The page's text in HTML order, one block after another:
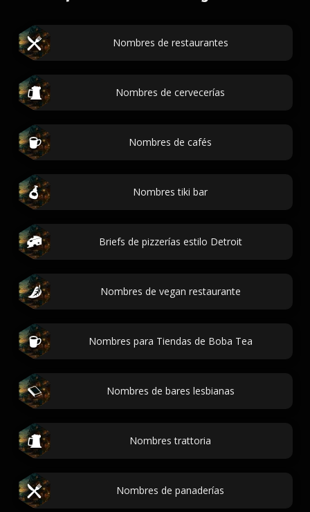
Nombres de restaurantes
Nombres de cervecerías
Nombres de cafés
Nombres tiki bar
Briefs de pizzerías estilo Detroit
Nombres de vegan restaurante
Nombres para Tiendas de Boba Tea
Nombres de bares lesbianas
Nombres trattoria
Nombres de panaderías